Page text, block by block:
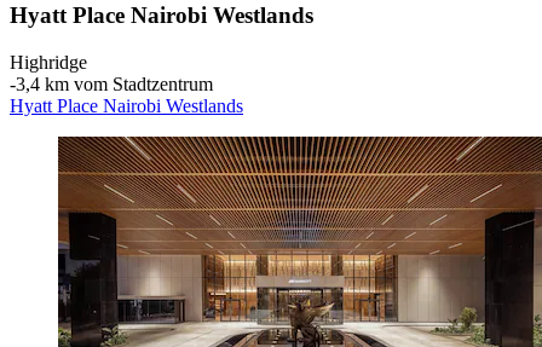
Hyatt Place Nairobi Westlands
Highridge
‐3,4 km vom Stadtzentrum
Hyatt Place Nairobi Westlands